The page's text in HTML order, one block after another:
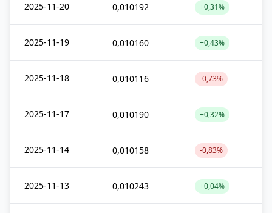
2025-11-20 0,010192 +0,31%
2025-11-19 0,010160 +0,43%
2025-11-18 0,010116 -0,73%
2025-11-17 0,010190 +0,32%
2025-11-14 0,010158 -0,83%
2025-11-13 0,010243 +0,04%